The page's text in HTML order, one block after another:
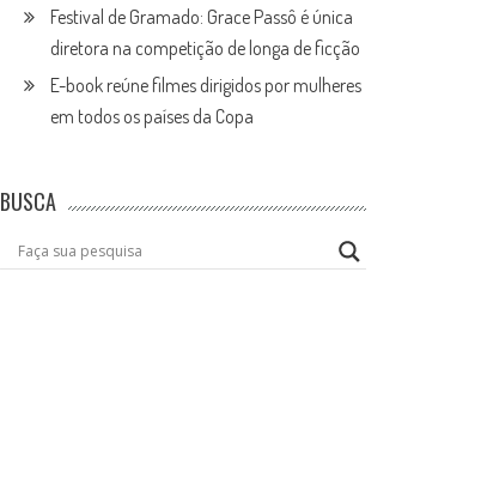
Festival de Gramado: Grace Passô é única
diretora na competição de longa de ficção
E-book reúne filmes dirigidos por mulheres
em todos os países da Copa
BUSCA